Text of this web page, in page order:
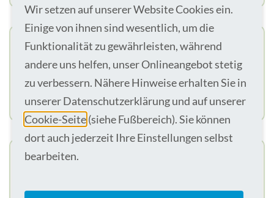
Pflegefachkraft Chirurgische Station / SDS-
Einheit
46325 Borken
Voll- oder Teilzeit
zum nächstmöglichen Termin
Pflegehelfer (m/w/d)
Wir setzen auf unserer Website Cookies ein.
Einige von ihnen sind wesentlich, um die
Funktionalität zu gewährleisten, während
andere uns helfen, unser Onlineangebot stetig
zu verbessern. Nähere Hinweise erhalten Sie in
unserer Datenschutzerklärung und auf unserer
Cookie-Seite(siehe Fußbereich). Sie können
dort auch jederzeit Ihre Einstellungen selbst
bearbeiten.